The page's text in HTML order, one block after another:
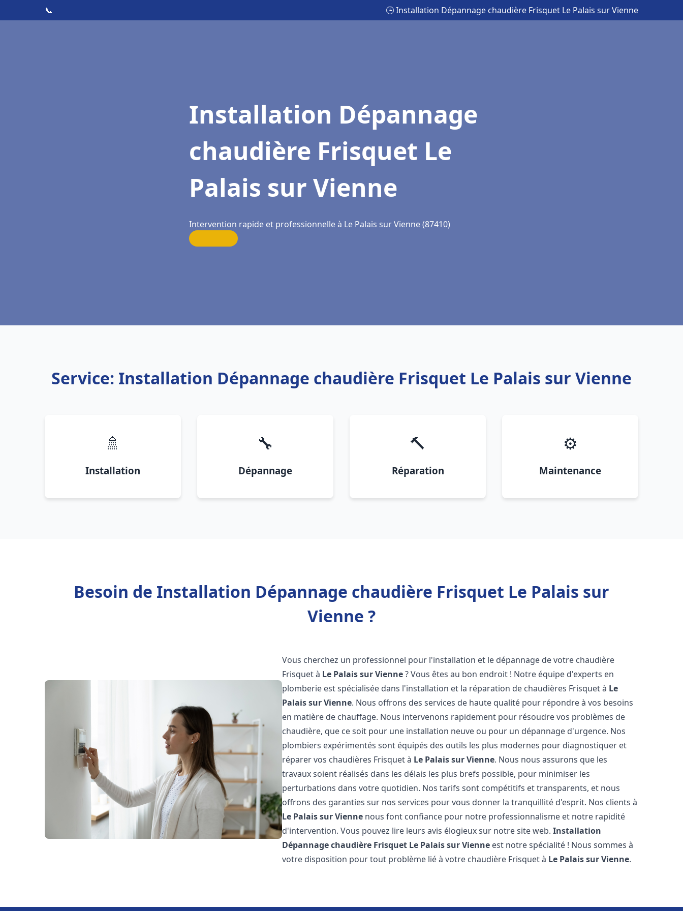
📞 🕒 Installation Dépannage chaudière Frisquet Le Palais sur Vienne
Installation Dépannage
chaudière Frisquet Le
Palais sur Vienne
Intervention rapide et professionnelle à Le Palais sur Vienne (87410)
Service: Installation Dépannage chaudière Frisquet Le Palais sur Vienne
🚿
Installation
🔧
Dépannage
🔨
Réparation
⚙️
Maintenance
Besoin de Installation Dépannage chaudière Frisquet Le Palais sur
Vienne ?
Vous cherchez un professionnel pour l'installation et le dépannage de votre chaudière
Frisquet à Le Palais sur Vienne? Vous êtes au bon endroit ! Notre équipe d'experts en
plomberie est spécialisée dans l'installation et la réparation de chaudières Frisquet à Le
Palais sur Vienne. Nous offrons des services de haute qualité pour répondre à vos besoins
en matière de chauffage. Nous intervenons rapidement pour résoudre vos problèmes de
chaudière, que ce soit pour une installation neuve ou pour un dépannage d'urgence. Nos
plombiers expérimentés sont équipés des outils les plus modernes pour diagnostiquer et
réparer vos chaudières Frisquet à Le Palais sur Vienne. Nous nous assurons que les
travaux soient réalisés dans les délais les plus brefs possible, pour minimiser les
perturbations dans votre quotidien. Nos tarifs sont compétitifs et transparents, et nous
offrons des garanties sur nos services pour vous donner la tranquillité d'esprit. Nos clients à
Le Palais sur Vienne nous font confiance pour notre professionnalisme et notre rapidité
d'intervention. Vous pouvez lire leurs avis élogieux sur notre site web.Installation
Dépannage chaudière Frisquet Le Palais sur Vienne est notre spécialité ! Nous sommes à
votre disposition pour tout problème lié à votre chaudière Frisquet à Le Palais sur Vienne.